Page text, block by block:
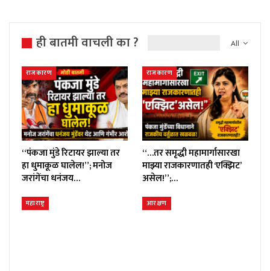
All
ही बातमी वाचली का ?
राजकारण
“पंकजा मुंडे रिटायर झाल्या तर
हा धुमाकूळ घालेल!”; मनोज
जरांगेंचा धनंजय…
राजकारण
“…तर समृद्धी महामार्गासारखा
माझ्या राजकारणातही ‘एक्झिट’
असेल!”;…
महाराष्ट्र आरक्षण